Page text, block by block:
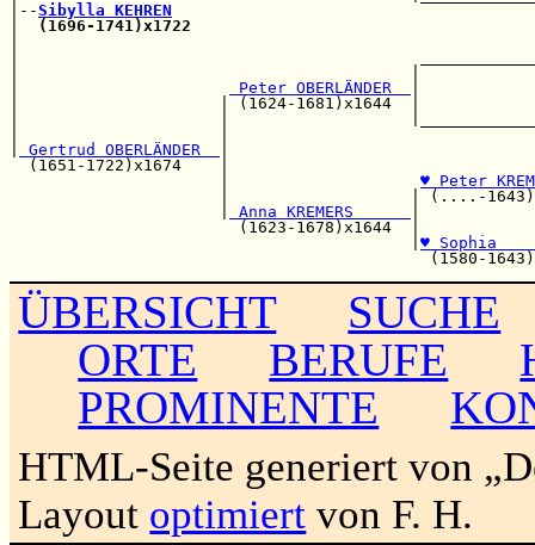
|--Sibylla KEHREN
(1696-1741)x1722
Peter OBERLÄNDER
|                     | (1624-1681)x1644  |
Gertrud OBERLÄNDER
(1651-1722)x1674    |
♥ Peter
|                   | (....-
Anna KREMERS
(1623-1678)x1644  |
♥
ÜBERSICHT
SUCHE
ORTE
BERUFE
PROMINENTE
HTML-Seite generiert von
Layout optimiert von F. H.